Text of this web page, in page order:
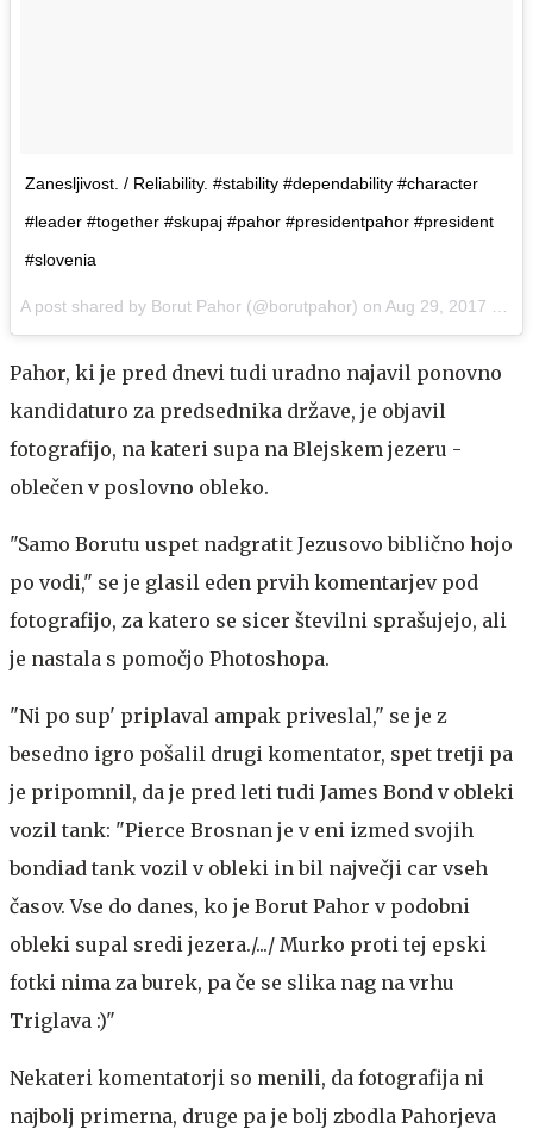
Zanesljivost. / Reliability. #stability #dependability #character
#leader #together #skupaj #pahor #presidentpahor #president
#slovenia
A post shared by Borut Pahor (@borutpahor) on Aug 29, 2017 at 8:01am PDT
Pahor, ki je pred dnevi tudi uradno najavil ponovno
kandidaturo za predsednika države, je objavil
fotografijo, na kateri supa na Blejskem jezeru -
oblečen v poslovno obleko.
"Samo Borutu uspet nadgratit Jezusovo biblično hojo
po vodi," se je glasil eden prvih komentarjev pod
fotografijo, za katero se sicer številni sprašujejo, ali
je nastala s pomočjo Photoshopa.
"Ni po sup' priplaval ampak priveslal," se je z
besedno igro pošalil drugi komentator, spet tretji pa
je pripomnil, da je pred leti tudi James Bond v obleki
vozil tank: "Pierce Brosnan je v eni izmed svojih
bondiad tank vozil v obleki in bil največji car vseh
časov. Vse do danes, ko je Borut Pahor v podobni
obleki supal sredi jezera./.../ Murko proti tej epski
fotki nima za burek, pa če se slika nag na vrhu
Triglava :)"
Nekateri komentatorji so menili, da fotografija ni
najbolj primerna, druge pa je bolj zbodla Pahorjeva